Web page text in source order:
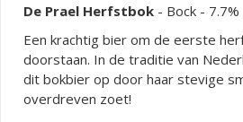
De Prael Herfstbok - Bock - 7.7%
Een krachtig bier om de eerste
doorstaan. In de traditie van
dit bokbier op door haar stevige
overdreven zoet!